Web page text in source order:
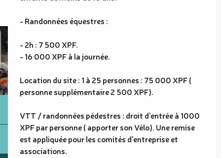
- Randonnées équestres :
- 2h : 7 500 XPF.
- 16 000 XPF à la journée.
Location du site : 1 à 25 personnes : 75 000 XPF (
personne supplémentaire 2 500 XPF).
VTT / randonnées pédestres : droit d'entrée à 1000
XPF par personne ( apporter son Vélo). Une remise
est appliquée pour les comités d'entreprise et
associations.